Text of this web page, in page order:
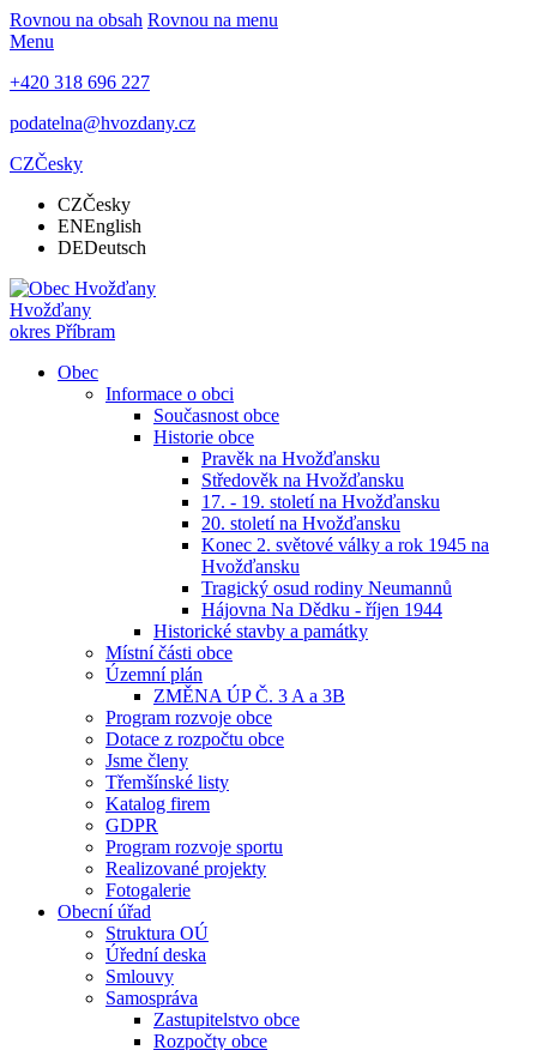
Rovnou na obsah Rovnou na menu
Menu
+420 318 696 227
podatelna@hvozdany.cz
CZČesky
CZČesky
ENEnglish
DEDeutsch
Hvožďany
okres Příbram
Obec
Informace o obci
Současnost obce
Historie obce
Pravěk na Hvožďansku
Středověk na Hvožďansku
17. - 19. století na Hvožďansku
20. století na Hvožďansku
Konec 2. světové války a rok 1945 na
Hvožďansku
Tragický osud rodiny Neumannů
Hájovna Na Dědku - říjen 1944
Historické stavby a památky
Místní části obce
Územní plán
ZMĚNA ÚP Č. 3 A a 3B
Program rozvoje obce
Dotace z rozpočtu obce
Jsme členy
Třemšínské listy
Katalog firem
GDPR
Program rozvoje sportu
Realizované projekty
Fotogalerie
Obecní úřad
Struktura OÚ
Úřední deska
Smlouvy
Samospráva
Zastupitelstvo obce
Rozpočty obce